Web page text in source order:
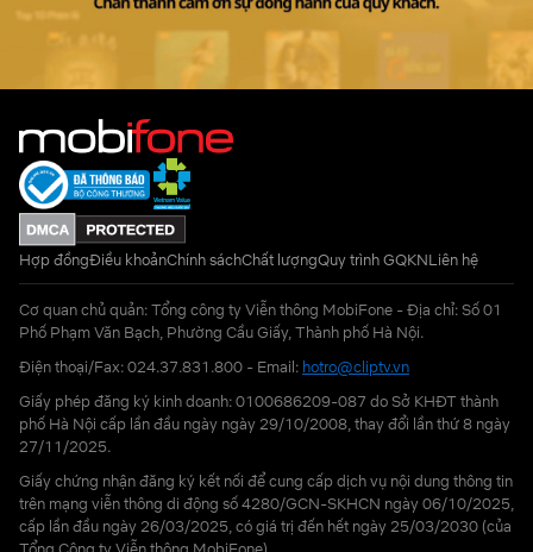
Hợp đồngĐiều khoảnChính sáchChất lượngQuy trình GQKNLiên hệ
Cơ quan chủ quản: Tổng công ty Viễn thông MobiFone - Địa chỉ: Số 01
Phố Phạm Văn Bạch, Phường Cầu Giấy, Thành phố Hà Nội.
Điện thoại/Fax: 024.37.831.800 - Email: hotro@cliptv.vn
Giấy phép đăng ký kinh doanh: 0100686209-087 do Sở KHĐT thành
phố Hà Nội cấp lần đầu ngày ngày 29/10/2008, thay đổi lần thứ 8 ngày
27/11/2025.
Giấy chứng nhận đăng ký kết nối để cung cấp dịch vụ nội dung thông tin
trên mạng viễn thông di động số 4280/GCN-SKHCN ngày 06/10/2025,
cấp lần đầu ngày 26/03/2025, có giá trị đến hết ngày 25/03/2030 (của